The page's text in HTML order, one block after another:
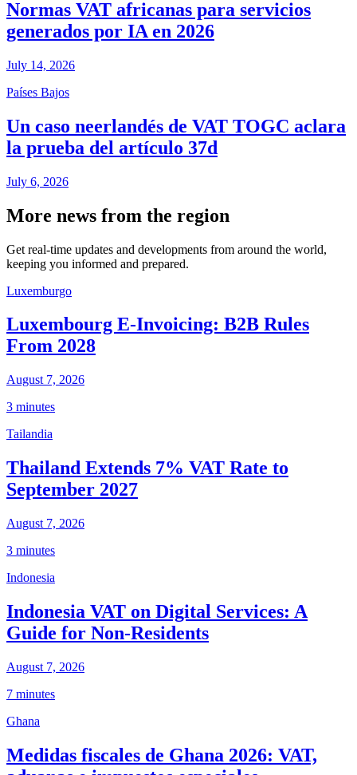
Normas VAT africanas para servicios
generados por IA en 2026
July 14, 2026
Países Bajos
Un caso neerlandés de VAT TOGC aclara
la prueba del artículo 37d
July 6, 2026
More news from the region
Get real-time updates and developments from around the world,
keeping you informed and prepared.
Luxemburgo
Luxembourg E-Invoicing: B2B Rules
From 2028
August 7, 2026
3 minutes
Tailandia
Thailand Extends 7% VAT Rate to
September 2027
August 7, 2026
3 minutes
Indonesia
Indonesia VAT on Digital Services: A
Guide for Non-Residents
August 7, 2026
7 minutes
Ghana
Medidas fiscales de Ghana 2026: VAT,